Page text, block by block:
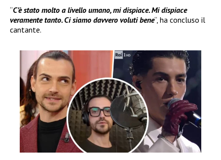
“C’è stato molto a livello umano, mi dispiace. Mi dispiace
veramente tanto. Ci siamo davvero voluti bene“, ha concluso il
cantante.